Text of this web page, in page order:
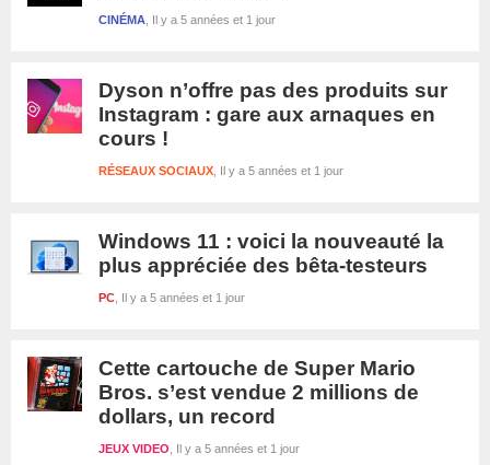
Il y a 5 années et 1 jour
CINÉMA
Dyson n’offre pas des produits sur
Instagram : gare aux arnaques en
cours !
Il y a 5 années et 1 jour
RÉSEAUX SOCIAUX
Windows 11 : voici la nouveauté la
plus appréciée des bêta-testeurs
Il y a 5 années et 1 jour
PC
Cette cartouche de Super Mario
Bros. s’est vendue 2 millions de
dollars, un record
Il y a 5 années et 1 jour
JEUX VIDEO